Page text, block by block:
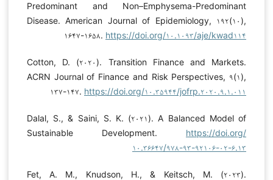
Predominant and Non–Emphysema-Predominant
Disease. American Journal of Epidemiology, ۱۹۲(۱۰),
۱۶۴۷-۱۶۵۸. https://doi.org/۱۰.۱۰۹۳/aje/kwad۱۱۴
Cotton, D. (۲۰۲۰). Transition Finance and Markets.
ACRN Journal of Finance and Risk Perspectives, ۹(۱),
۱۳۷-۱۴۷. https://doi.org/۱۰.۳۵۹۴۴/jofrp.۲۰۲۰.۹.۱.۰۱۱
Dalal, S., & Saini, S. K. (۲۰۲۱). A Balanced Model of
Sustainable Development. https://doi.org/
۱۰.۳۶۶۴۷/۹۷۸-۹۳-۹۲۱۰۶-۰۲-۶.۱۳
Fet, A. M., Knudson, H., & Keitsch, M. (۲۰۲۳).